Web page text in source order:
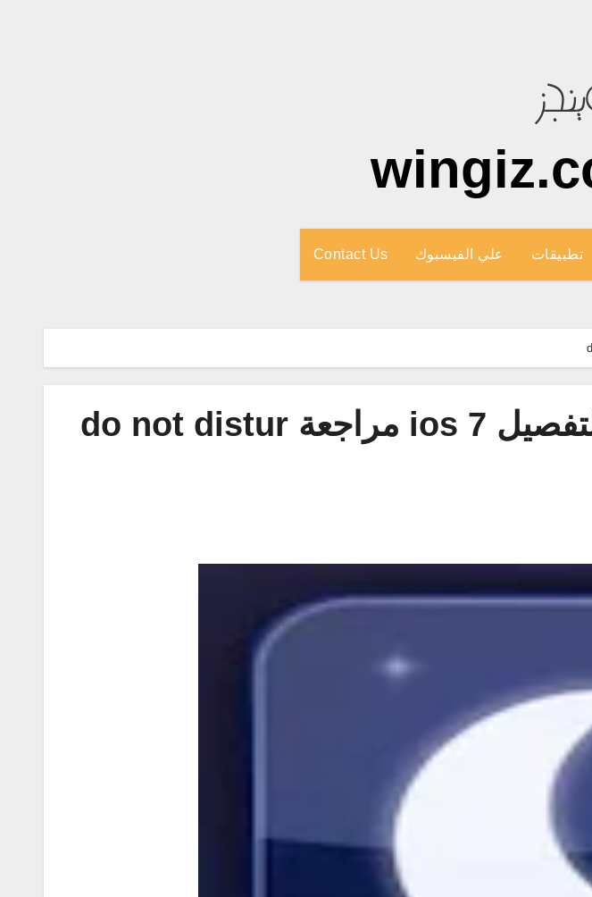
تطبيقات علي الفيسبوك Contact Us
شرح خاصيه عدم الازعاج في الايفون بالتفصيل ios 7 مراجعة do not distur